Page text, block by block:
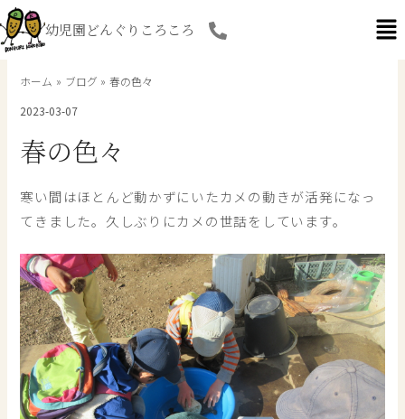
内
容
を
幼児園どんぐりころころ
ホーム ブログ
春の色々
2023-03-07
春の色々
寒い間はほとんど動かずにいたカメの動きが活発になっ
てきました。久しぶりにカメの世話をしています。